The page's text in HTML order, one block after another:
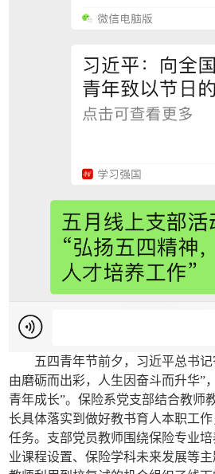
五四青年节前夕，习近平总书
由磨砺而出彩，人生因奋斗而升华”
青年成长”。保险系党支部结合教师
长具体落实到做好教书育人本职工
任务。支部党员教师围绕保险专业
业课程设置、保险学科未来发展等